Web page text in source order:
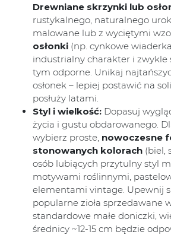
Drewniane skrzynki lub
rustykalnego, naturalnego
malowane lub z wyciętymi
osłonki (np. cynkowe
industrialny charakter i zwykle
tym odporne. Unikaj
osłonek – lepiej postawić na
posłuży latami.
Styl i wielkość: Dopasuj
życia i gustu obdarowanego.
wybierz proste, nowoczesne
stonowanych kolorach (biel,
osób lubiących przytulny styl
motywami roślinnymi,
elementami vintage. Upewnij
popularne zioła sprzedawane
standardowe małe doniczki,
średnicy ~12-15 cm będzie